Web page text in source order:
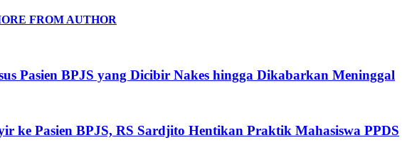
FROM AUTHOR
Pasien BPJS yang Dicibir Nakes hingga Dikabarkan Meninggal
ke Pasien BPJS, RS Sardjito Hentikan Praktik Mahasiswa PPDS